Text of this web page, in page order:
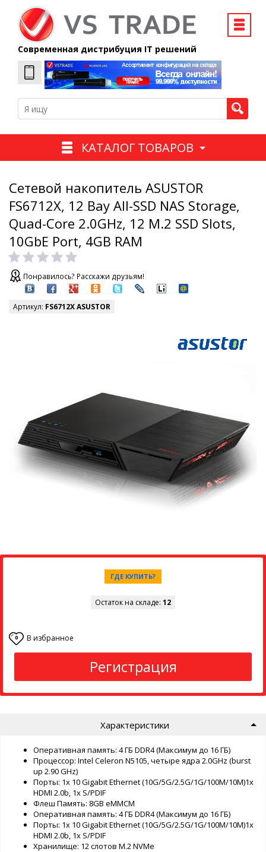
Современная дистрибуция IT решений
КАТАЛОГ ТОВАРОВ
Сетевой накопитель ASUSTOR
FS6712X, 12 Bay All-SSD NAS Storage,
Quad-Core 2.0GHz, 12 M.2 SSD Slots,
10GbE Port, 4GB RAM
Понравилось? Расскажи друзьям!
Артикул: FS6712X ASUSTOR
ГДЕ КУПИТЬ?
Остаток на складе: 12
0 В избранное
Регистрация
Характеристики
Оперативная память: 4 ГБ DDR4 (Максимум до 16 ГБ)
Процессор: Intel Celeron N5105, четыре ядра 2.0GHz (burst
up 2.90 GHz)
Порты: 1x 10 Gigabit Ethernet (10G/5G/2.5G/1G/100M/10M)1x
HDMI 2.0b, 1x S/PDIF
Флеш Память: 8GB eMMCM
Оперативная память: 4 ГБ DDR4 (Максимум до 16 ГБ)
Порты: 1x 10 Gigabit Ethernet (10G/5G/2.5G/1G/100M/10M)1x
HDMI 2.0b, 1x S/PDIF
Хранилище: 12 слотов M.2 NVMe